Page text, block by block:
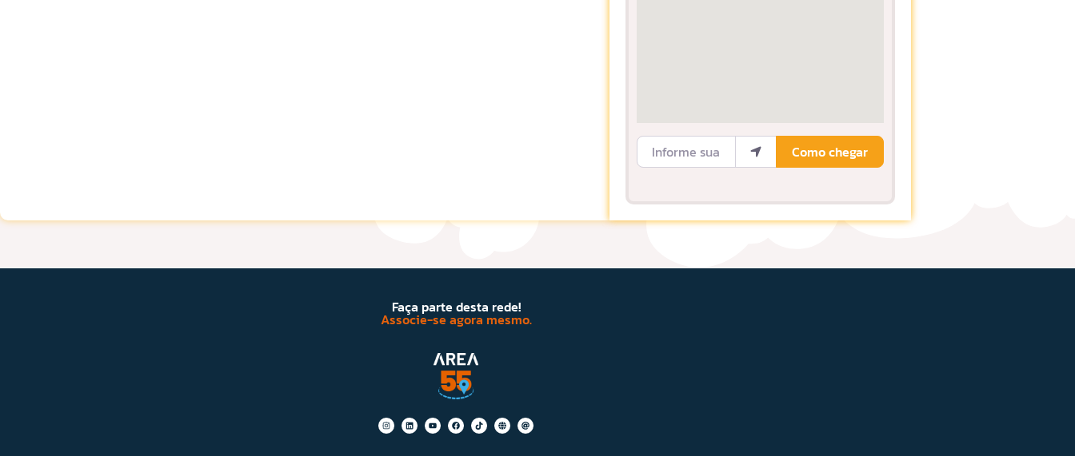
Informe sua Localização
Como chegar
Faça parte desta rede!
Associe-se agora mesmo.